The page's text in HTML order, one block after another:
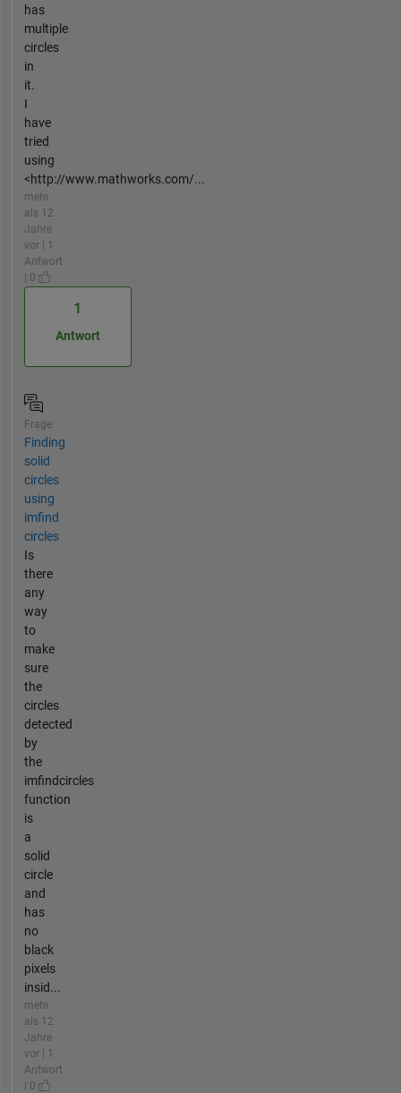
has
multiple
circles
in
it.
I
have
tried
using
<http://www.mathworks.com/...
mehr
als 12
Jahre
vor | 1
Antwort
| 0
1
Antwort
Frage
Finding
solid
circles
using
imfind
circles
Is
there
any
way
to
make
sure
the
circles
detected
by
the
imfindcircles
function
is
a
solid
circle
and
has
no
black
pixels
insid...
mehr
als 12
Jahre
vor | 1
Antwort
| 0